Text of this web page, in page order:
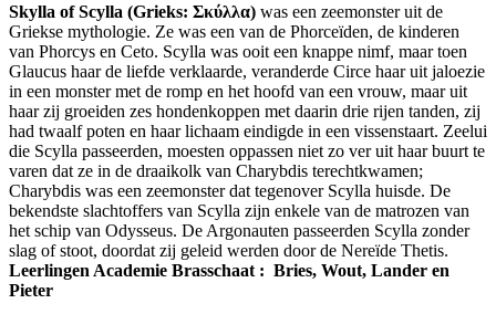
Skylla of Scylla (Grieks: Σκύλλα) was een zeemonster uit de
Griekse mythologie. Ze was een van de Phorceïden, de kinderen
van Phorcys en Ceto. Scylla was ooit een knappe nimf, maar toen
Glaucus haar de liefde verklaarde, veranderde Circe haar uit jaloezie
in een monster met de romp en het hoofd van een vrouw, maar uit
haar zij groeiden zes hondenkoppen met daarin drie rijen tanden, zij
had twaalf poten en haar lichaam eindigde in een vissenstaart. Zeelui
die Scylla passeerden, moesten oppassen niet zo ver uit haar buurt te
varen dat ze in de draaikolk van Charybdis terechtkwamen;
Charybdis was een zeemonster dat tegenover Scylla huisde. De
bekendste slachtoffers van Scylla zijn enkele van de matrozen van
het schip van Odysseus. De Argonauten passeerden Scylla zonder
slag of stoot, doordat zij geleid werden door de Nereïde Thetis.
Leerlingen Academie Brasschaat : Bries, Wout, Lander en
Pieter